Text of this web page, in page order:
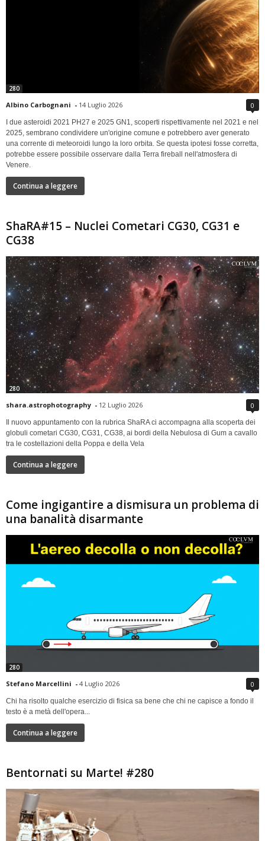
280
Albino Carbognani - 14 Luglio 2026 0
I due asteroidi 2021 PH27 e 2025 GN1, scoperti rispettivamente nel 2021 e nel
2025, sembrano condividere un'origine comune e potrebbero aver generato
una corrente di meteoroidi lungo la loro orbita. Se questa ipotesi fosse corretta,
potrebbe essere possibile osservare dalla Terra fireball nell'atmosfera di
Venere.
Continua a leggere
ShaRA#15 – Nuclei Cometari CG30, CG31 e
CG38
280
shara.astrophotography - 12 Luglio 2026 0
Il nuovo appuntamento con la rubrica ShaRA ci accompagna alla scoperta dei
globuli cometari CG30, CG31, CG38, ai bordi della Nebulosa di Gum a cavallo
tra le costellazioni della Poppa e della Vela
Continua a leggere
Come ingigantire a dismisura un problema di
una banalità disarmante
280
Stefano Marcellini - 4 Luglio 2026 0
Chi ha risolto qualche esercizio di fisica sa bene che chi ne capisce a fondo il
testo è a metà dell'opera...
Continua a leggere
Bentornati su Marte! #280